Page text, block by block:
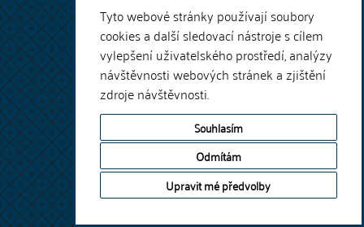
Tyto webové stránky používají soubory
cookies a další sledovací nástroje s cílem
vylepšení uživatelského prostředí, analýzy
návštěvnosti webových stránek a zjištění
zdroje návštěvnosti.
Souhlasím
Odmítám
Upravit mé předvolby